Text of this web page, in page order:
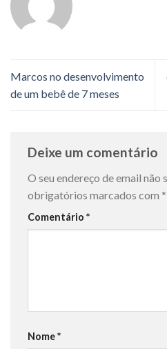
Marcos no desenvolvimento
de um bebê de 7 meses
Deixe um comentário
O seu endereço de email não
obrigatórios marcados com *
Comentário *
Nome*